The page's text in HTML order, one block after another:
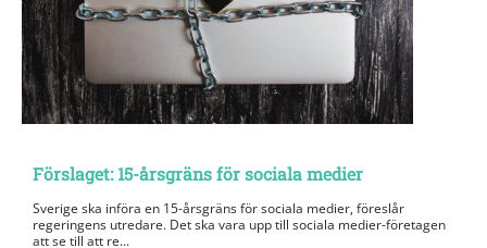
Förslaget: 15-årsgräns för sociala medier
Sverige ska införa en 15-årsgräns för sociala medier, föreslår
regeringens utredare. Det ska vara upp till sociala medier-företagen
att se till att re...